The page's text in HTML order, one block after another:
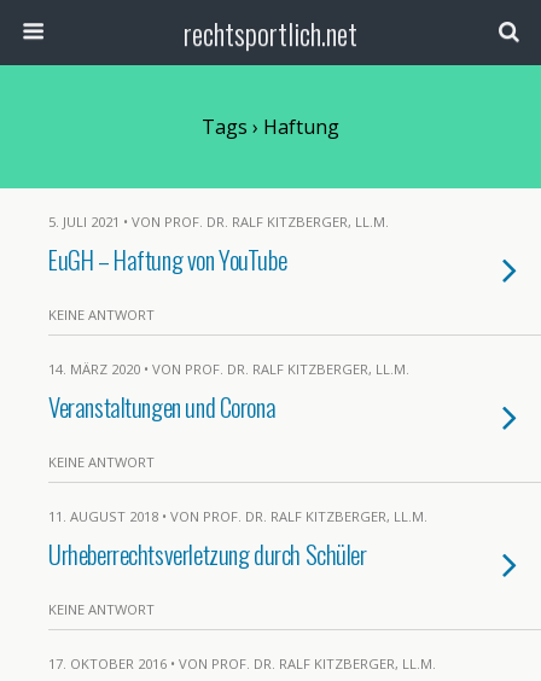
rechtsportlich.net
Tags › Haftung
5. JULI 2021 • VON PROF. DR. RALF KITZBERGER, LL.M.
EuGH – Haftung von YouTube
KEINE ANTWORT
14. MÄRZ 2020 • VON PROF. DR. RALF KITZBERGER, LL.M.
Veranstaltungen und Corona
KEINE ANTWORT
11. AUGUST 2018 • VON PROF. DR. RALF KITZBERGER, LL.M.
Urheberrechtsverletzung durch Schüler
KEINE ANTWORT
17. OKTOBER 2016 • VON PROF. DR. RALF KITZBERGER, LL.M.